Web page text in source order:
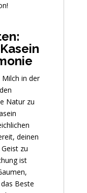
in der
Natur zu
deinen
zu
ist
Beste